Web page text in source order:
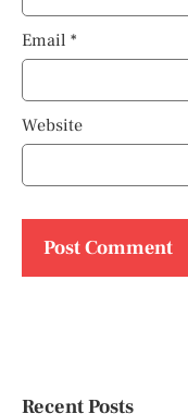
Email *
Website
Recent Posts